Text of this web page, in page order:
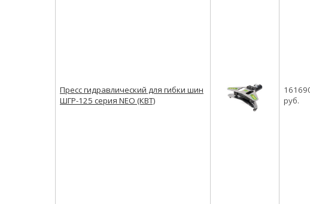
Пресс гидравлический для гибки шин
ШГР-125 серия NEO (КВТ)
руб.